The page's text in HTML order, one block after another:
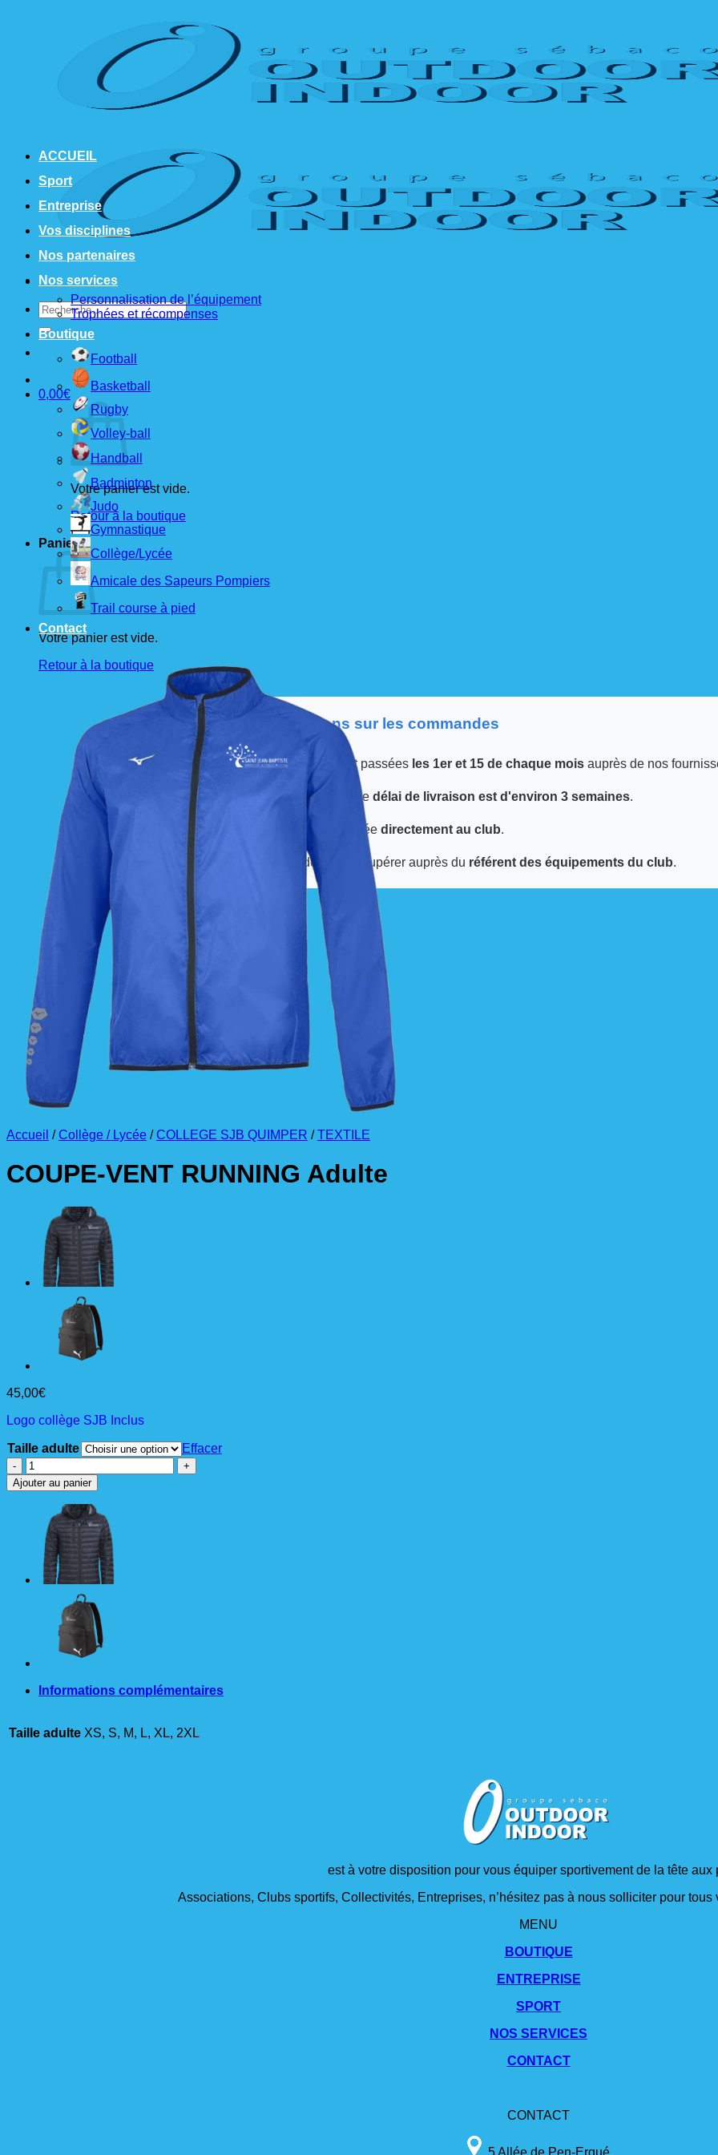
Recherche
pour :
0,00€
Votre panier est vide.
Retour à la boutique
Panier
Votre panier est vide.
Retour à la boutique
📦 Informations sur les commandes
Les commandes sont passées les 1er et 15 de chaque moisauprès de nos
À partir de ces dates, le délai de livraison est d'environ 3 semaines.
La livraison est effectuée directement au club.
La commande est à récupérer auprès du référent des équipements du club.
ACCUEIL
Sport
Entreprise
Vos disciplines
Nos partenaires
Nos services
Personnalisation de l’équipement
Trophées et récompenses
Boutique
Football
Basketball
Rugby
Volley-ball
Handball
Badminton
Judo
Gymnastique
Collège/Lycée
Amicale des Sapeurs Pompiers
Trail course à pied
Contact
Accueil / Collège / Lycée / COLLEGE SJB QUIMPER / TEXTILE
COUPE-VENT RUNNING Adulte
45,00€
Logo collège SJB Inclus
Taille adulte
Effacer
quantité
de
COUPE-
RUNNING
Adulte
Ajouter au panier
Informations complémentaires
Taille adulte XS, S, M, L, XL, 2XL
est à votre disposition pour vous équiper sportivement de la tête aux
Associations, Clubs sportifs, Collectivités, Entreprises, n’hésitez pas à nous solliciter pour
MENU
BOUTIQUE
ENTREPRISE
SPORT
NOS SERVICES
CONTACT
CONTACT
5 Allée de Pen-Ergué,